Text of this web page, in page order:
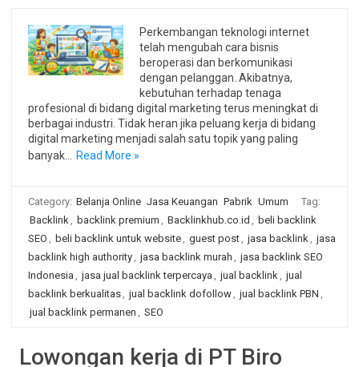
Perkembangan teknologi internet
telah mengubah cara bisnis
beroperasi dan berkomunikasi
dengan pelanggan. Akibatnya,
kebutuhan terhadap tenaga
profesional di bidang digital marketing terus meningkat di
berbagai industri. Tidak heran jika peluang kerja di bidang
digital marketing menjadi salah satu topik yang paling
banyak…
Read More »
Category: Belanja Online Jasa Keuangan Pabrik Umum
Tag:
Backlink, backlink premium , Backlinkhub.co.id , beli backlink
SEO , beli backlink untuk website, guest post, jasa backlink, jasa
backlink high authority, jasa backlink murah , jasa backlink SEO
Indonesia , jasa jual backlink terpercaya , jual backlink, jual
backlink berkualitas, jual backlink dofollow, jual backlink PBN ,
jual backlink permanen , SEO
Lowongan kerja di PT Biro